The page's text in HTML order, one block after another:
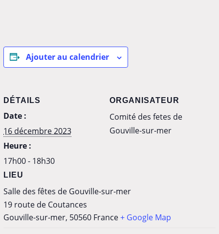
Ajouter au calendrier
DÉTAILS
Date :
16 décembre 2023
Heure :
17h00 - 18h30
LIEU
Salle des fêtes de Gouville-sur-mer
19 route de Coutances
Gouville-sur-mer, 50560 France+ Google Map
ORGANISATEUR
Comité des fetes de
Gouville-sur-mer